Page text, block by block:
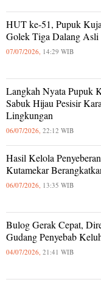
HUT ke-51, Pupuk
Golek Tiga Dalang Asli
07/07/2026, 14:29 WIB
Langkah Nyata Pupuk
Sabuk Hijau Pesisir
Lingkungan
06/07/2026, 22:12 WIB
Hasil Kelola
Kutamekar
06/07/2026, 13:35 WIB
Bulog Gerak Cepat,
Gudang Penyebab
04/07/2026, 21:41 WIB